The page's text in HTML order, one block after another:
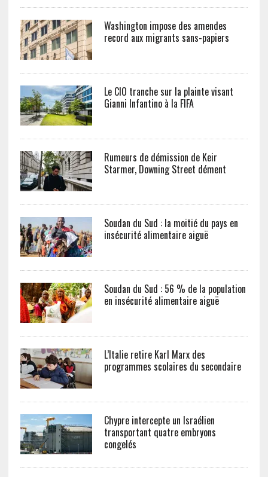
Washington impose des amendes
record aux migrants sans-papiers
Le CIO tranche sur la plainte visant
Gianni Infantino à la FIFA
Rumeurs de démission de Keir
Starmer, Downing Street dément
Soudan du Sud : la moitié du pays en
insécurité alimentaire aiguë
Soudan du Sud : 56 % de la population
en insécurité alimentaire aiguë
L’Italie retire Karl Marx des
programmes scolaires du secondaire
Chypre intercepte un Israélien
transportant quatre embryons
congelés